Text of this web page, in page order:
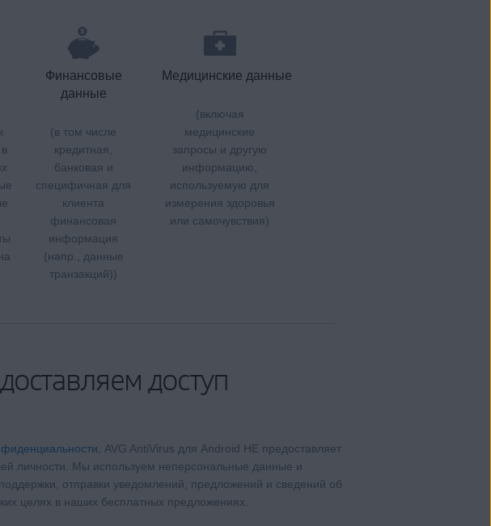
Финансовые
данные
(в том числе
кредитная,
банковая и
специфичная для
клиента
финансовая
информация
(напр., данные
транзакций))
Медицинские данные
(включая
медицинские
запросы и другую
информацию,
используемую для
измерения здоровья
или самочувствия)
доступ
, AVG AntiVirus для Android НЕ предоставляет
личности. Мы используем неперсональные данные и
отправки уведомлений, предложений и сведений об
целях в наших бесплатных предложениях.